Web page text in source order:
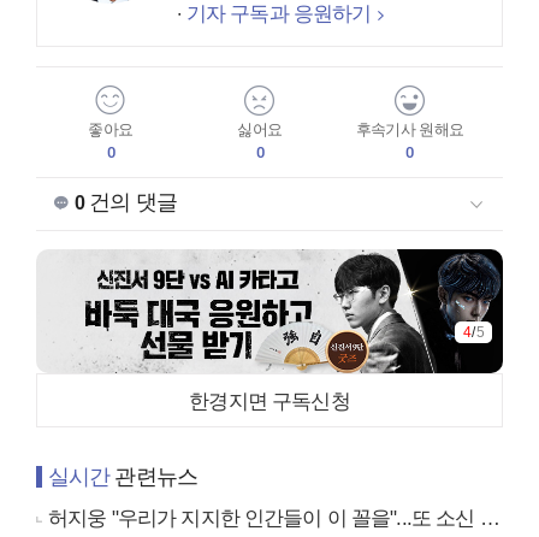
기자 구독과 응원하기
좋아요
0
싫어요
0
후속기사 원해요
0
0건의 댓글
4/5
한경지면 구독신청
실시간관련뉴스
허지웅 "우리가 지지한 인간들이 이 꼴을"...또 소신 발언